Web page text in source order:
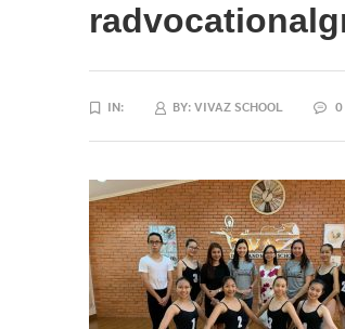
IN: BY:VIVAZ SCHOOL 0